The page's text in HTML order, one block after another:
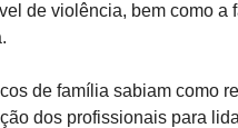
de violência, bem como a
de família sabiam como
dos profissionais para